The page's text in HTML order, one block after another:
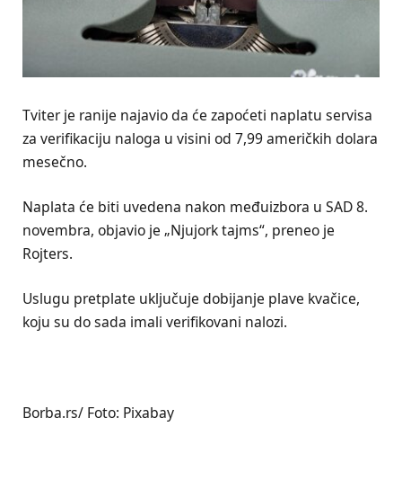
Tviter je ranije najavio da će zapoćeti naplatu servisa
za verifikaciju naloga u visini od 7,99 američkih dolara
mesečno.
Naplata će biti uvedena nakon međuizbora u SAD 8.
novembra, objavio je „Njujork tajms“, preneo je
Rojters.
Uslugu pretplate uključuje dobijanje plave kvačice,
koju su do sada imali verifikovani nalozi.
Borba.rs/ Foto: Pixabay